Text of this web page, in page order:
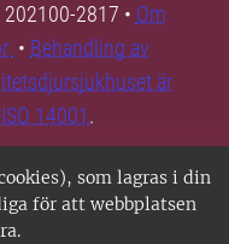
som lagras i din
för att webbplatsen
202100-2817 • Om
• Behandling av
är
14001.